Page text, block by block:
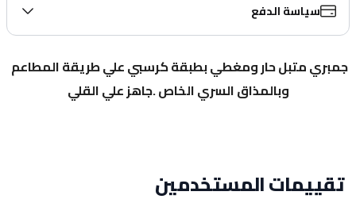
سياسة الدفع
وبالمذاق السري الخاص .جاهز علي القلي
تقييمات المستخدمين